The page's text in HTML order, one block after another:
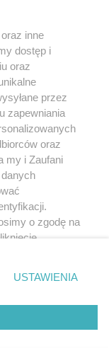
sposób (w
polu
w Internecie
i może być ścigane
inne
dostęp i
oraz
przez
zapewniania
oraz
my i Zaufani
o zgodę na
prywatności
zgody
się takiemu
tylko
USTAWIENIA